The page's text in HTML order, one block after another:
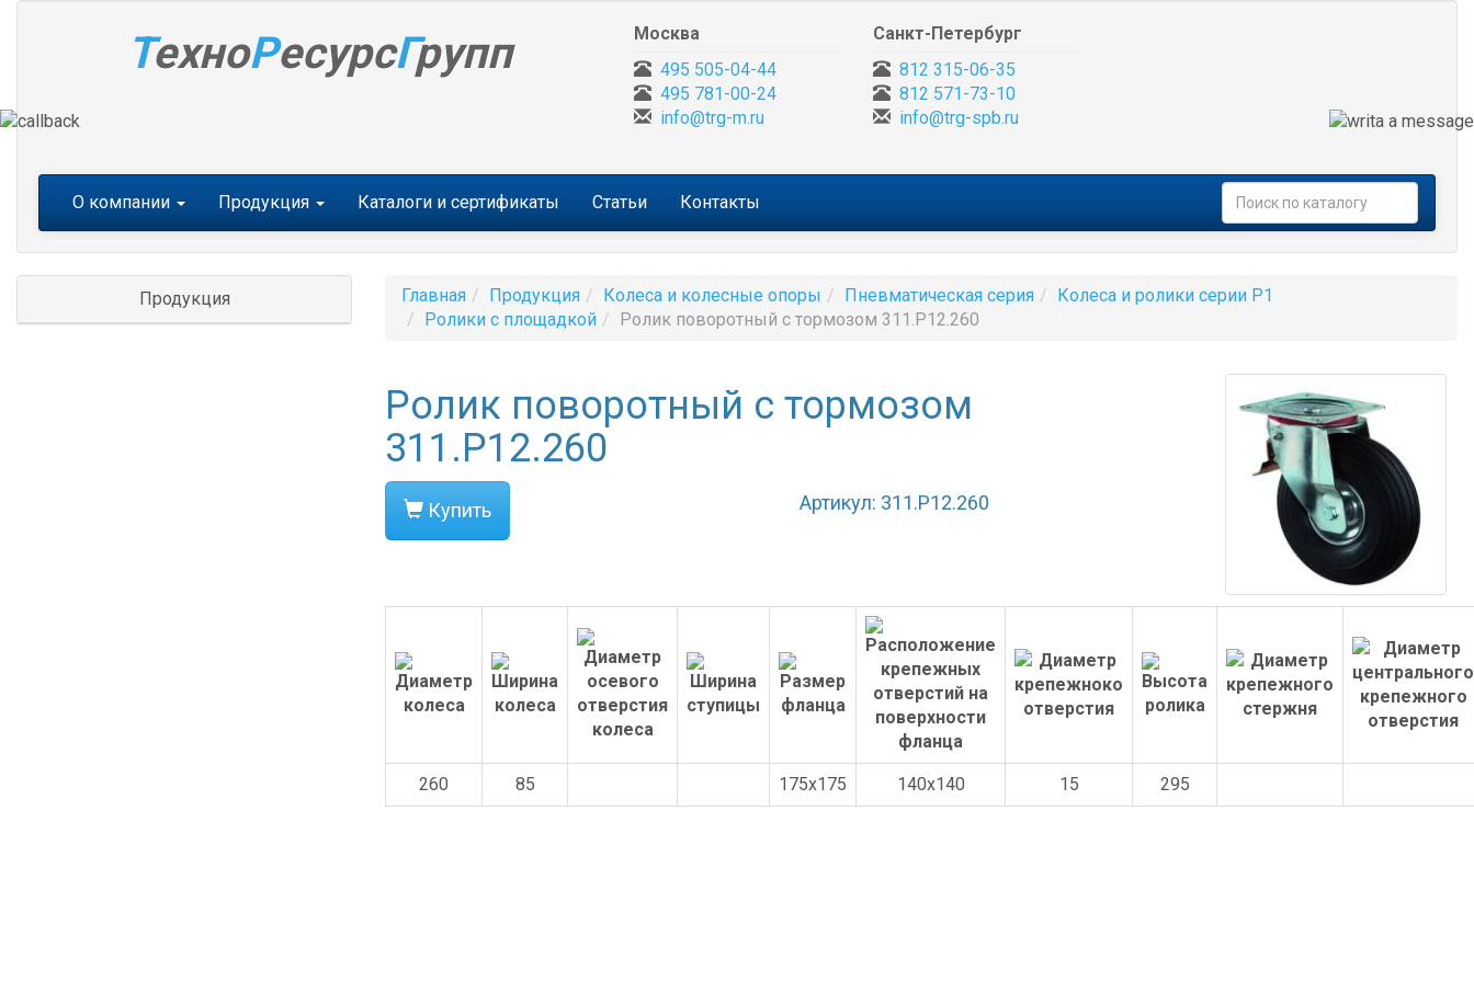
ТехноРесурсГрупп
Москва
495 505-04-44
495 781-00-24
info@trg-m.ru
Санкт-Петербург
812 315-06-35
812 571-73-10
info@trg-spb.ru
О компании Продукция Каталоги и сертификаты Статьи Контакты
Продукция Главная Продукция Колеса и колесные опоры Пневматическая серия
Колеса и ролики серии P1
Ролики с площадкой
Ролик поворотный с тормозом 311.P12.260
Ролик поворотный с тормозом
311.P12.260
Купить Артикул: 311.P12.260
260 85 175x175 140x140 15 295